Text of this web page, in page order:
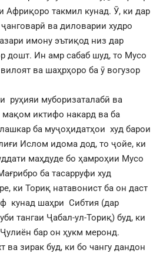
такмил кунад. Ӯ, ки дар
ва диловарии худро
имону эътиқод низ дар
дошт. Ин амр сабаб шуд, то Мусо
ва шаҳрҳоро ба ӯ вогузор
руҳияи муборизаталабӣ ва
мақом иктифо накард ва ба
ба муҷоҳидатҳои худ барои
Ислом идома дод, то ҷойе, ки
маҳдуде бо ҳамроҳии Мусо
ба тасарруфи худ
ки Ториқ натавонист ба он даст
кунад шаҳри Сибтия (дар
тангаи Ҷабал-ул-Ториқ) буд, ки
бар он ҳукм меронд.
ва зирак буд, ки бо чангу дандон